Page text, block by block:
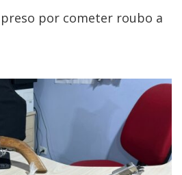
por cometer roubo a